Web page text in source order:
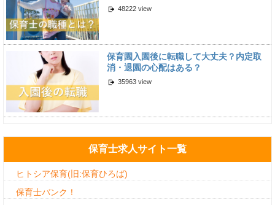
48222 view
保育園入園後に転職して大丈夫？内定取
消・退園の心配はある？
35963 view
保育士求人サイト一覧
ヒトシア保育(旧:保育ひろば)
保育士バンク！